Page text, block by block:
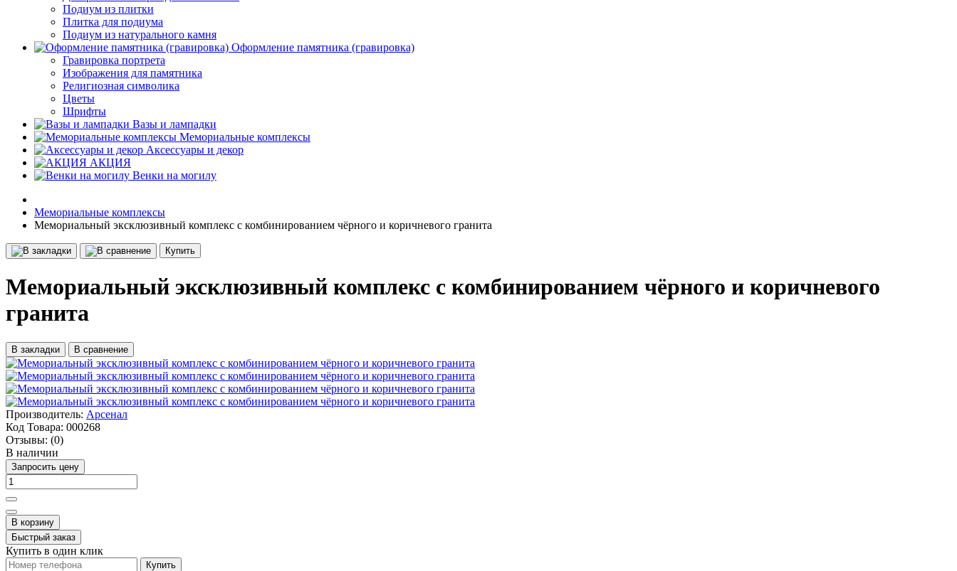
Подиум из плитки
Плитка для подиума
Подиум из натурального камня
Оформление памятника (гравировка)
Гравировка портрета
Изображения для памятника
Религиозная символика
Цветы
Шрифты
Вазы и лампадки
Мемориальные комплексы
Аксессуары и декор
АКЦИЯ
Венки на могилу
Мемориальные комплексы
Мемориальный эксклюзивный комплекс с комбинированием чёрного и коричневого гранита
Купить
Мемориальный эксклюзивный комплекс с комбинированием чёрного и коричневого
гранита
В закладки В сравнение
Производитель: Арсенал
Код Товара: 000268
Отзывы: (0)
В наличии
Запросить цену
В корзину
Быстрый заказ
Купить в один клик
Купить